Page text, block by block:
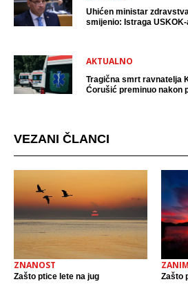
Uhićen ministar
smijenio: Istraga
AKTUALNO
Tragična smrt ravnatelja
Ćorušić preminuo nakon
VEZANI ČLANCI
ZNANOST
Zašto ptice lete na jug Zašto